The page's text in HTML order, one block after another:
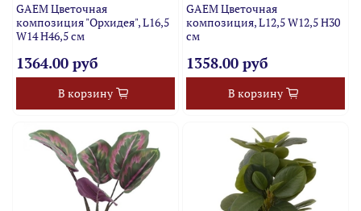
GAEM Цветочная
композиция "Орхидея", L16,5
W14 H46,5 см
1364.00 руб
В корзину
GAEM Цветочная
композиция, L12,5 W12,5 H30
см
1358.00 руб
В корзину